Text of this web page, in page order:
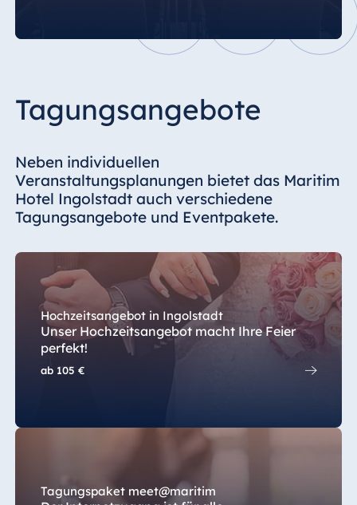
Tagungsangebote
Neben individuellen
Veranstaltungsplanungen bietet das Maritim
Hotel Ingolstadt auch verschiedene
Tagungsangebote und Eventpakete.
Hochzeitsangebot in Ingolstadt
Unser Hochzeitsangebot macht Ihre Feier
perfekt!
ab105 €
Tagungspaket meet@maritim